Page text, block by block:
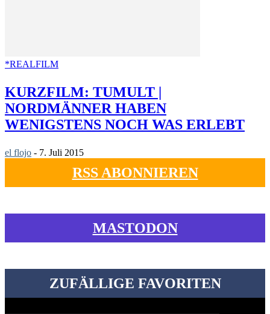
*REALFILM
KURZFILM: TUMULT |
NORDMÄNNER HABEN
WENIGSTENS NOCH WAS ERLEBT
el flojo - 7. Juli 2015
RSS ABONNIEREN
MASTODON
ZUFÄLLIGE FAVORITEN